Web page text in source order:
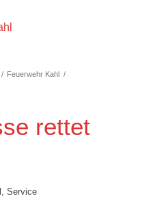
/ Feuerwehr Kahl /
rettet
, Service